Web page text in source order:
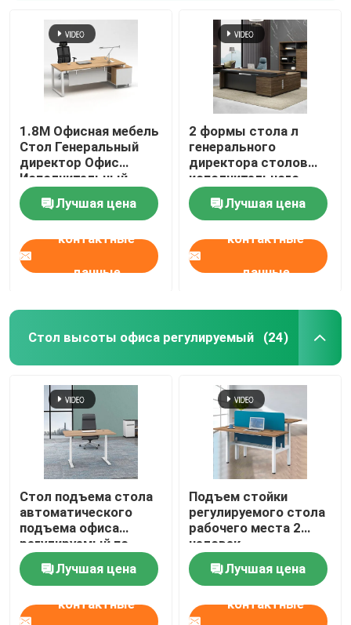
1.8M Офисная мебель
Стол Генеральный
директор Офис
Исполнительный
офис Стол с
кабинетомЛучшая цена
контактные
данные
2 формы стола л
генерального
директора столов
исполнительного
офиса метров 50мм с
бортовым шкафом
Лучшая цена
контактные
данные
Стол высоты офиса регулируемый (24)
Стол подъема стола
автоматического
подъема офиса
регулируемый по
высоте деревянный
электрический
стоящий
Лучшая цена
контактные
Подъем стойки
регулируемого стола
рабочего места 2
человек
электрический сидит
автоматический
Лучшая цена
контактные